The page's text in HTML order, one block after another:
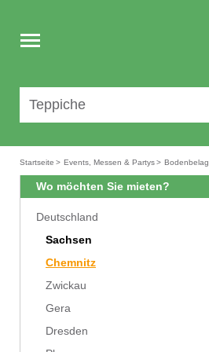
Toggle
navigation
Startseite > Events, Messen & Partys> Bodenbelag
Wo möchten Sie mieten?
Deutschland
Sachsen
Chemnitz
Zwickau
Gera
Dresden